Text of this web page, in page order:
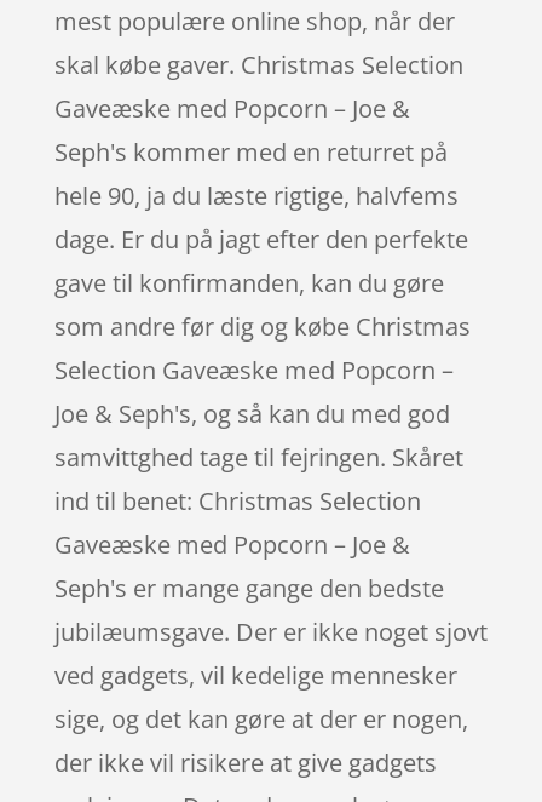
mest populære online shop, når der
skal købe gaver. Christmas Selection
Gaveæske med Popcorn – Joe &
Seph's kommer med en returret på
hele 90, ja du læste rigtige, halvfems
dage. Er du på jagt efter den perfekte
gave til konfirmanden, kan du gøre
som andre før dig og købe Christmas
Selection Gaveæske med Popcorn –
Joe & Seph's, og så kan du med god
samvittghed tage til fejringen. Skåret
ind til benet: Christmas Selection
Gaveæske med Popcorn – Joe &
Seph's er mange gange den bedste
jubilæumsgave. Der er ikke noget sjovt
ved gadgets, vil kedelige mennesker
sige, og det kan gøre at der er nogen,
der ikke vil risikere at give gadgets